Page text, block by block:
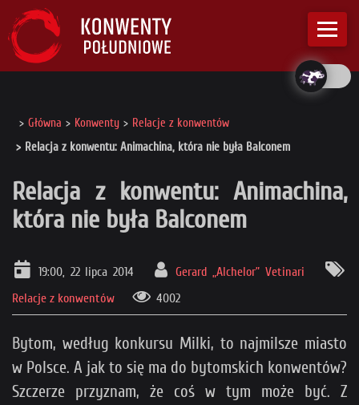
Główna Konwenty
Relacje z konwentów
Relacja z konwentu: Animachina, która nie była Balconem
Relacja z konwentu: Animachina,
która nie była Balconem
19:00, 22 lipca 2014
Gerard „Alchelor” Vetinari
Relacje z konwentów
4002
Bytom, według konkursu Milki, to najmilsze miasto
w Polsce. A jak to się ma do bytomskich konwentów?
Szczerze przyznam, że coś w tym może być. Z